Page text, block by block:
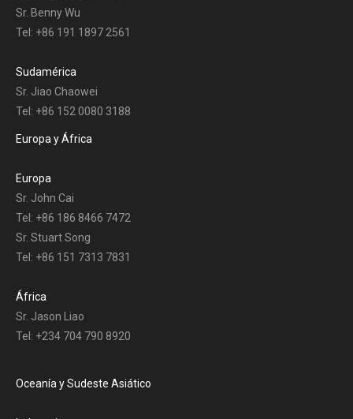
Sr. Benny Wu
Tel: +86 191 1897 2561
Sudamérica
Sr. Jiao Chaowei
Tel: +86 152 0080 3188
Europa y África
Europa
Sr. John Cai
Tel: +86 186 8466 7472
Sr. Stuart Song
Tel: +86 151 7313 7831
África
Sr. Jason Liao
Tel: +234 704 790 8920
Oceanía y Sudeste Asiático